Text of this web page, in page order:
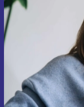
Information om